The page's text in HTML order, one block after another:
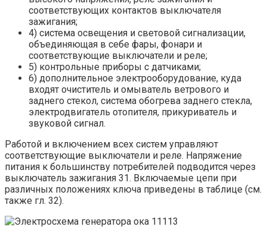
соответствующих контактов выключателя
зажигания;
4) система освещения и световой сигнализации,
объединяющая в себе фары, фонари и
соответствующие выключатели и реле;
5) контрольные приборы с датчиками;
6) дополнительное электрооборудование, куда
входят очиститель и омыватель ветрового и
заднего стекол, система обогрева заднего стекла,
электродвигатель отопителя, прикуриватель и
звуковой сигнал.
Работой и включением всех систем управляют
соответствующие выключатели и реле. Напряжение
питания к большинству потребителей подводится через
выключатель зажигания 31. Включаемые цепи при
различных положениях ключа приведены в таблице (см.
также гл. 32).